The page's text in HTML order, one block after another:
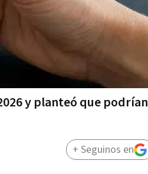
y planteó que podrían
+ Seguinos en